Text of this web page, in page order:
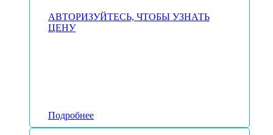
АВТОРИЗУЙТЕСЬ, ЧТОБЫ УЗНАТЬ
ЦЕНУ
Подробнее